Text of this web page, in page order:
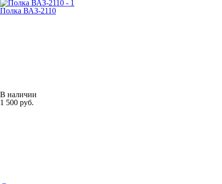
Полка ВАЗ-2110
В наличии
1 500 руб.